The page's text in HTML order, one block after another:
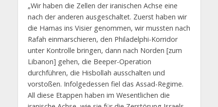
„Wir haben die Zellen der iranischen Achse eine
nach der anderen ausgeschaltet. Zuerst haben wir
die Hamas ins Visier genommen, wir mussten nach
Rafah einmarschieren, den Philadelphi-Korridor
unter Kontrolle bringen, dann nach Norden [zum
Libanon] gehen, die Beeper-Operation
durchführen, die Hisbollah ausschalten und
vorstoßen. Infolgedessen fiel das Assad-Regime.
All diese Etappen haben im Wesentlichen die